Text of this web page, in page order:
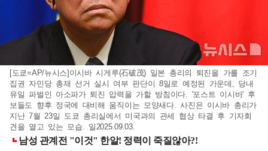
[도쿄=AP/뉴시스]이시바 시게루(石破茂) 일본 총리의 퇴진을 가를 조기
집권 자민당 총재 선거 실시 여부 판단이 8일로 예정된 가운데, 당내
유일 파벌인 아소파가 퇴진 압력을 가할 방침이다. '포스트 이시바' 후
보들도 향후 정국에 대비해 움직이는 모양새다. 사진은 이시바 총리가
지난 7월 23일 도쿄 총리실에서 미국과의 관세 협상 타결 후 기자회
견을 열고 있는 모습. 일2025.09.03.